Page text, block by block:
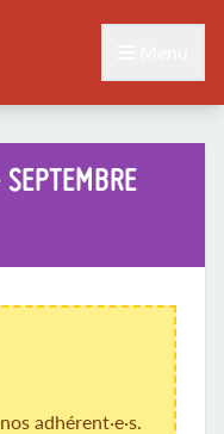
adhérent·e·s.